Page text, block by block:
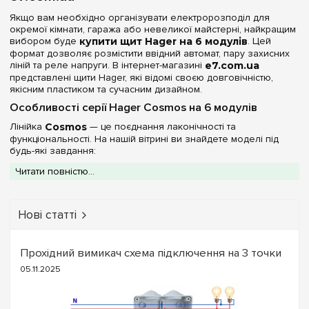
Якщо вам необхідно організувати електророзподіл для
окремої кімнати, гаража або невеликої майстерні, найкращим
вибором буде купити щит Hager на 6 модулів. Цей
формат дозволяє розмістити ввідний автомат, пару захисних
ліній та реле напруги. В інтернет-магазині e7.com.ua
представлені щити Hager, які відомі своєю довговічністю,
якісним пластиком та сучасним дизайном.
Особливості серії Hager Cosmos на 6 модулів
Лінійка Cosmos — це поєднання лаконічності та
функціональності. На нашій вітрині ви знайдете моделі під
будь-які завдання:
Без дверцят (IP30):
Гармонійно зливається з інтер'єром, приховуючи автоматику
контролювати стан автоматів та зчитувати показники
Технічні переваги 6-модульних боксів
Читати повністю...
Нові статті
Прохідний вимикач схема підключення на 3 точки
05.11.2025